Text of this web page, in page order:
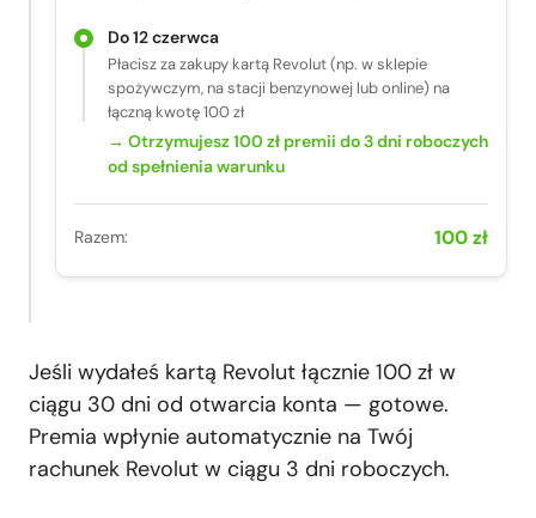
Do 12 czerwca
Płacisz za zakupy kartą Revolut (np. w sklepie
spożywczym, na stacji benzynowej lub online) na
łączną kwotę 100 zł
→ Otrzymujesz 100 zł premii do 3 dni roboczych
od spełnienia warunku
Razem: 100 zł
Jeśli wydałeś kartą Revolut łącznie 100 zł w
ciągu 30 dni od otwarcia konta — gotowe.
Premia wpłynie automatycznie na Twój
rachunek Revolut w ciągu 3 dni roboczych.